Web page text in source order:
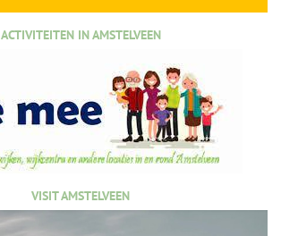
ACTIVITEITEN IN AMSTELVEEN
VISIT AMSTELVEEN